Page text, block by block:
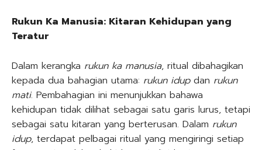
Rukun Ka Manusia: Kitaran Kehidupan yang
Teratur
Dalam kerangka rukun ka manusia, ritual dibahagikan
kepada dua bahagian utama: rukun idupdan rukun
mati. Pembahagian ini menunjukkan bahawa
kehidupan tidak dilihat sebagai satu garis lurus, tetapi
sebagai satu kitaran yang berterusan. Dalam rukun
idup, terdapat pelbagai ritual yang mengiringi setiap